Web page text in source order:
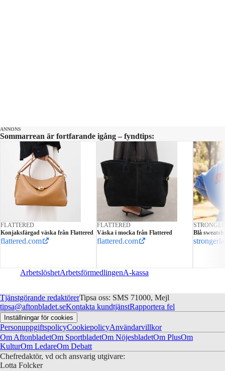
ANNONS
Sommarrean är fortfarande igång – fyndtips:
FLATTERED
Konjaksfärgad väska från Flattered
flattered.com
FLATTERED
Väska i mocka från Flattered
flattered.com
STRONGER
Blå
ArbetslöshetArbetsförmedlingenA-kassa
Tjänstgörande redaktörerTipsa oss: SMS 71000, Mejl
tipsa@aftonbladet.seKontakta kundtjänstRapportera fel
Inställningar för cookies
PersonuppgiftspolicyCookiepolicyAnvändarvillkor
Om AftonbladetOm SportbladetOm NöjesbladetOm PlusOm
KulturOm LedareOm Debatt
Chefredaktör, vd och ansvarig utgivare:
Lotta Folcker